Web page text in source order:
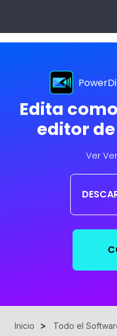
Edita
editor
Ver
Inicio Todo el